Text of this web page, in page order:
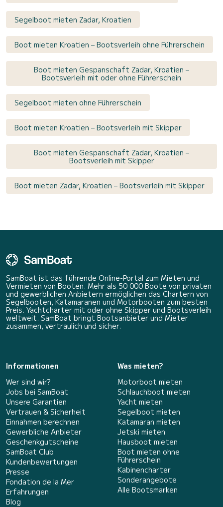
Segelboot mieten Zadar, Kroatien
Boot mieten Kroatien – Bootsverleih ohne Führerschein
Boot mieten Gespanschaft Zadar, Kroatien –
Bootsverleih mit oder ohne Führerschein
Segelboot mieten ohne Führerschein
Boot mieten Kroatien – Bootsverleih mit Skipper
Boot mieten Gespanschaft Zadar, Kroatien –
Bootsverleih mit Skipper
Boot mieten Zadar, Kroatien – Bootsverleih mit Skipper
SamBoat ist das führende Online-Portal zum Mieten und
Vermieten von Booten. Mehr als 50 000 Boote von privaten
und gewerblichen Anbietern ermöglichen das Chartern von
Segelbooten, Katamaranen und Motorbooten zum besten
Preis. Yachtcharter mit oder ohne Skipper und Bootsverleih
weltweit. SamBoat bringt Bootsanbieter und Mieter
zusammen, vertraulich und sicher.
Informationen
Wer sind wir?
Jobs bei SamBoat
Unsere Garantien
Vertrauen & Sicherheit
Einnahmen berechnen
Gewerbliche Anbieter
Geschenkgutscheine
SamBoat Club
Kundenbewertungen
Presse
Fondation de la Mer
Erfahrungen
Blog
Was mieten?
Motorboot mieten
Schlauchboot mieten
Yacht mieten
Segelboot mieten
Katamaran mieten
Jetski mieten
Hausboot mieten
Boot mieten ohne
Führerschein
Kabinencharter
Sonderangebote
Alle Bootsmarken